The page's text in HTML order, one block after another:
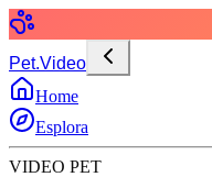
Pet.Video
Home
Esplora
VIDEO PET